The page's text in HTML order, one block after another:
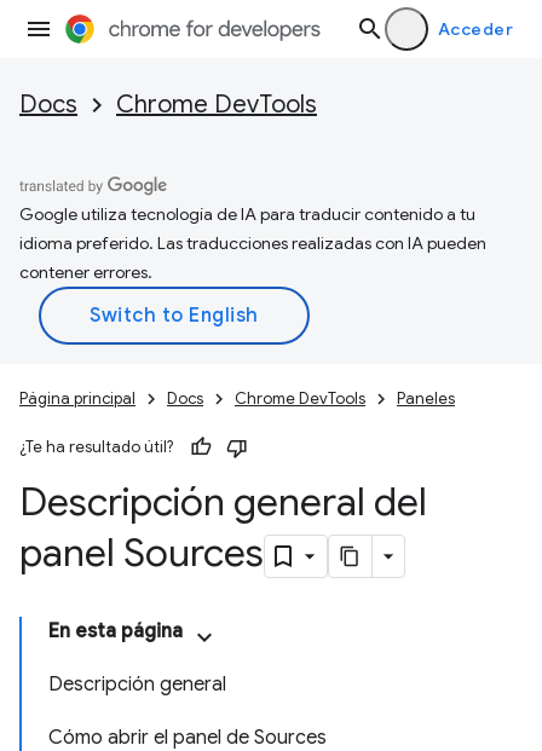
Acceder
Docs Chrome DevTools
Google utiliza tecnología de IA para traducir contenido a tu
idioma preferido. Las traducciones realizadas con IA pueden
contener errores.
Página principal Docs Chrome DevTools Paneles
¿Te ha resultado útil?
Descripción general del
panel Sources
En esta página
Descripción general
Cómo abrir el panel de Sources